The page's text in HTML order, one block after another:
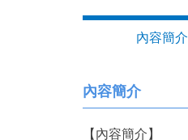
內容簡介
內容簡介
【內容簡介】